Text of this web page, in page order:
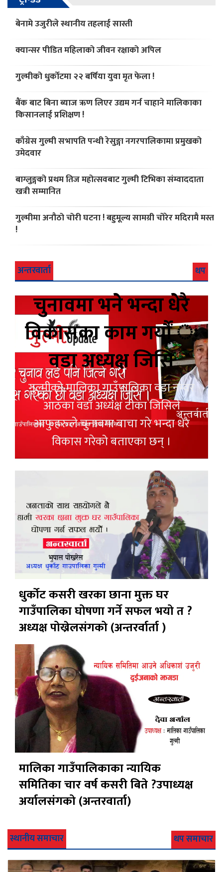
बेनामे उजुरीले स्थानीय तहलाई सास्ती
क्यान्सर पीडित महिलाको जीवन रक्षाको अपिल
गुल्मीको धुर्काेटमा २२ बर्षिया युवा मृत फेला !
बैंक बाट बिना ब्याज ऋण लिएर उद्यम गर्न चाहाने मालिकाका
किसानलाई प्रशिक्षण !
काँग्रेस गुल्मी सभापति पन्थी रेसुङ्गा नगरपालिकामा प्रमुखको
उमेदवार
बाग्लुङ्गको प्रथम तिज महोत्सवबाट गुल्मी टिभिका संम्वाददाता
खत्री सम्मानित
गुल्मीमा अनौठो चोरी घटना ! बहुमूल्य सामग्री चोरेर मदिरामै मस्त
!
अन्तरवार्ता थप
चुनावमा भने भन्दा धेरै
विकासका काम गर्यौं ः
वडा अध्यक्ष जिसि
गुल्मीको मालिका गाउँपालिका वडा नम्वर
आठका वडा अध्यक्ष टीका जिसिले
आफुहरुले चुनावमा बाचा गरे भन्दा धेरै
विकास गरेको बताएका छन् ।
धुर्कोट कसरी खरका छाना मुक्त घर
गाउँपालिका घोषणा गर्ने सफल भयो त ?
अध्यक्ष पोख्रेलसंगको (अन्तरर्वार्ता )
मालिका गाउँपालिकाका न्यायिक
समितिका चार वर्ष कसरी बिते ?उपाध्यक्ष
अर्यालसंंगको (अन्तरवार्ता)
स्थानीय समाचार थप समाचार